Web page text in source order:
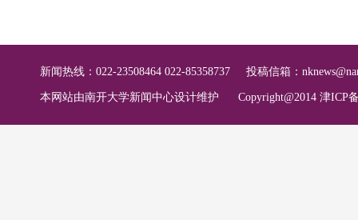
新闻热线：022-23508464 022-85358737 投稿信箱：
本网站由南开大学新闻中心设计维护 Copyright@2014 津ICP